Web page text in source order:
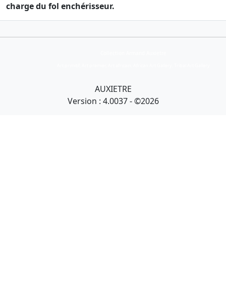
charge du fol enchérisseur.
AUXIETRE
Version : 4.0037 - ©2026